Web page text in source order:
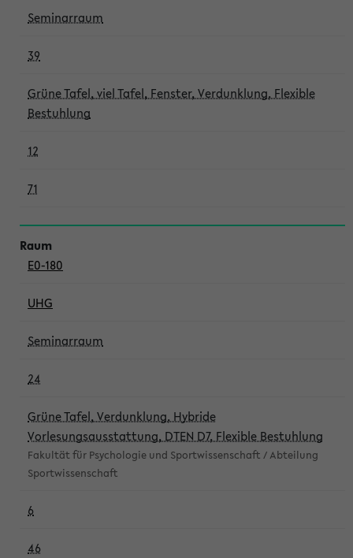
Seminarraum
39
Grüne Tafel, viel Tafel, Fenster, Verdunklung, Flexible
Bestuhlung
12
71
E0-180
UHG
Seminarraum
24
Grüne Tafel, Verdunklung, Hybride
Vorlesungsausstattung, DTEN D7, Flexible Bestuhlung
Fakultät für Psychologie und Sportwissenschaft / Abteilung
Sportwissenschaft
6
46